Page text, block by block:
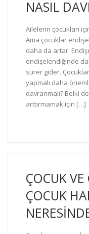
NASIL
Ailelerin çocukları
Ama çocuklar
daha da artar.
endişelendiğinde
sürer gider.
yapmalı daha
davranmalı? Belki
arttırmamak için […]
ÇOCUK VE
ÇOCUK